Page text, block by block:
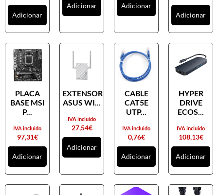
Adicionar
Adicionar Adicionar
Adicionar
PLACA
BASE MSI
P...
97,31€
IVA incluido
Adicionar
EXTENSOR
ASUS WI...
27,54€
IVA incluido
Adicionar
CABLE
CAT5E
UTP...
0,76€
IVA incluido
Adicionar
HYPER
DRIVE
ECOS...
108,13€
IVA incluido
Adicionar